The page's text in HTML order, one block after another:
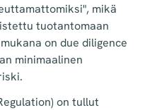
mikä
tuotantomaan
on due diligence
minimaalinen
on tullut